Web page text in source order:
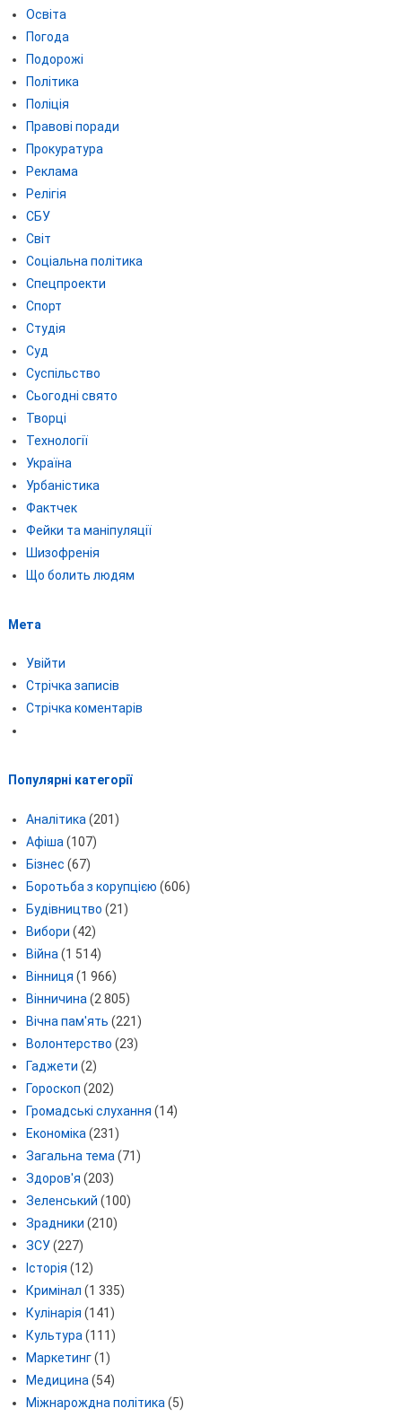
Освіта
Погода
Подорожі
Політика
Поліція
Правові поради
Прокуратура
Реклама
Релігія
СБУ
Світ
Соціальна політика
Спецпроекти
Спорт
Студія
Суд
Суспільство
Сьогодні свято
Творці
Технології
Україна
Урбаністика
Фактчек
Фейки та маніпуляції
Шизофренія
Що болить людям
Мета
Увійти
Стрічка записів
Стрічка коментарів
Популярні категорії
Аналітика (201)
Афіша (107)
Бізнес (67)
Боротьба з корупцією (606)
Будівництво (21)
Вибори (42)
Війна (1 514)
Вінниця (1 966)
Вінничина (2 805)
Вічна пам'ять (221)
Волонтерство (23)
Гаджети (2)
Гороскоп (202)
Громадські слухання (14)
Економіка (231)
Загальна тема (71)
Здоров'я (203)
Зеленський (100)
Зрадники (210)
ЗСУ(227)
Історія (12)
Кримінал (1 335)
Кулінарія (141)
Культура (111)
Маркетинг(1)
Медицина (54)
Міжнарождна політика (5)